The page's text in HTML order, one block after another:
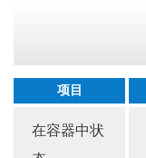
项目
在容器中状